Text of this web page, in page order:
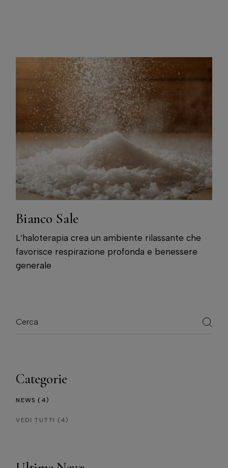
Bianco Sale
L’haloterapia crea un ambiente rilassante che
favorisce respirazione profonda e benessere
generale
Categorie
NEWS (4)
VEDI TUTTI (4)